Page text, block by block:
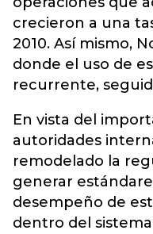
crecieron a una
2010. Así mismo,
donde el uso de
recurrente,
En vista del
autoridades
remodelado la
generar
desempeño de
dentro del